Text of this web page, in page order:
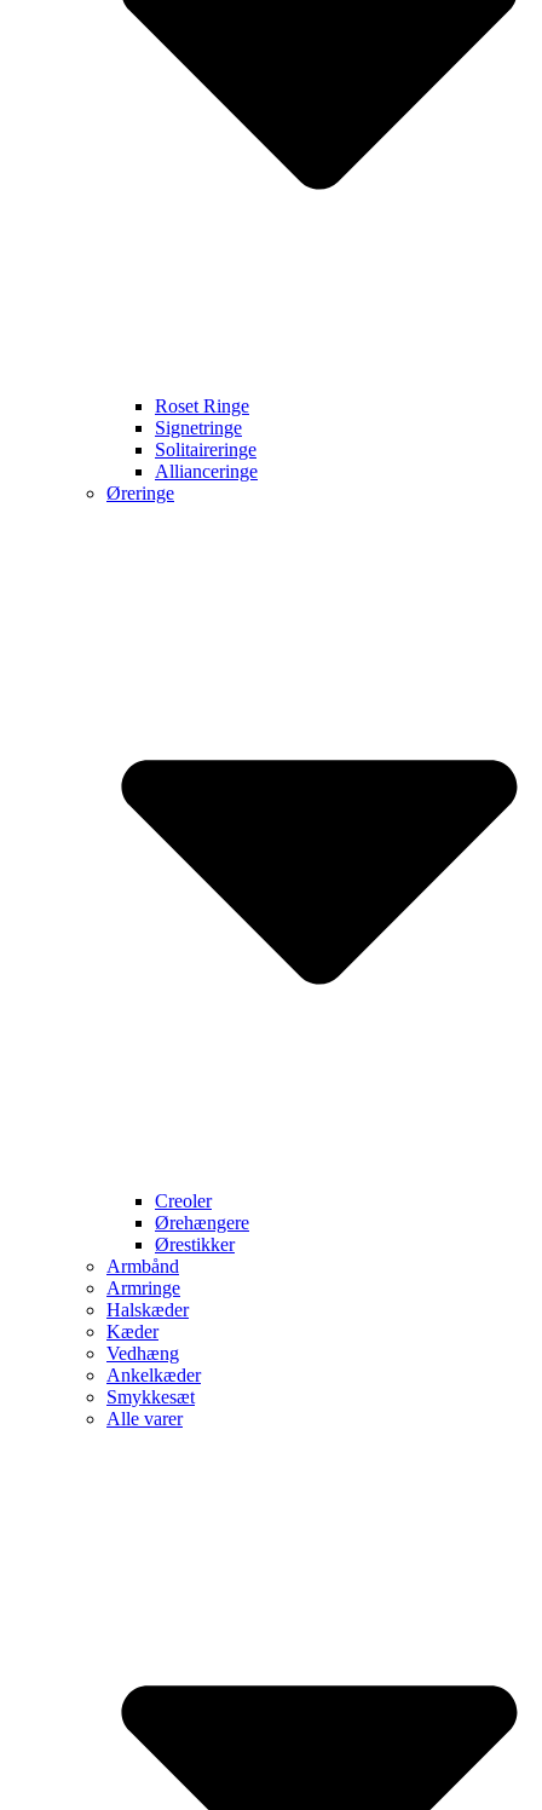
Roset Ringe
Signetringe
Solitaireringe
Allianceringe
Øreringe
Creoler
Ørehængere
Ørestikker
Armbånd
Armringe
Halskæder
Kæder
Vedhæng
Ankelkæder
Smykkesæt
Alle varer